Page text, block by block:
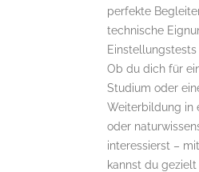
perfekte
technische
Ob du dich für
Studium oder
Weiterbildung in
oder
interessierst –
kannst du